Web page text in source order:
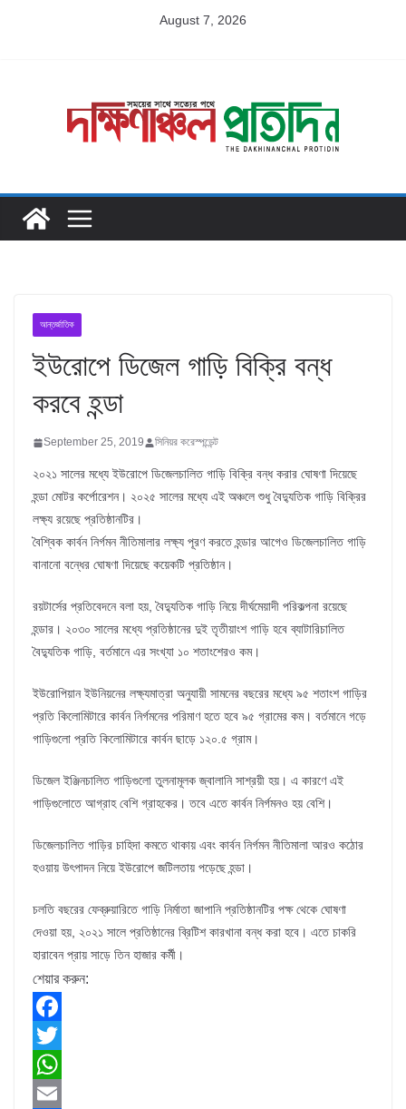
August 7, 2026
আন্তর্জাতিক
ইউরোপে ডিজেল গাড়ি বিক্রি বন্ধ
করবে হন্ডা
September 25, 2019 সিনিয়র করেস্পন্ডেন্ট
২০২১ সালের মধ্যে ইউরোপে ডিজেলচালিত গাড়ি বিক্রি বন্ধ করার ঘোষণা দিয়েছে
হন্ডা মোটর কর্পোরেশন। ২০২৫ সালের মধ্যে এই অঞ্চলে শুধু বৈদ্যুতিক গাড়ি বিক্রির
লক্ষ্য রয়েছে প্রতিষ্ঠানটির।
বৈশ্বিক কার্বন নির্গমন নীতিমালার লক্ষ্য পূরণ করতে হন্ডার আগেও ডিজেলচালিত গাড়ি
বানানো বন্ধের ঘোষণা দিয়েছে কয়েকটি প্রতিষ্ঠান।
রয়টার্সের প্রতিবেদনে বলা হয়, বৈদ্যুতিক গাড়ি নিয়ে দীর্ঘমেয়াদী পরিকল্পনা রয়েছে
হন্ডার। ২০৩০ সালের মধ্যে প্রতিষ্ঠানের দুই তৃতীয়াংশ গাড়ি হবে ব্যাটারিচালিত
বৈদ্যুতিক গাড়ি, বর্তমানে এর সংখ্যা ১০ শতাংশেরও কম।
ইউরোপিয়ান ইউনিয়নের লক্ষ্যমাত্রা অনুযায়ী সামনের বছরের মধ্যে ৯৫ শতাংশ গাড়ির
প্রতি কিলোমিটারে কার্বন নির্গমনের পরিমাণ হতে হবে ৯৫ গ্রামের কম। বর্তমানে গড়ে
গাড়িগুলো প্রতি কিলোমিটারে কার্বন ছাড়ে ১২০.৫ গ্রাম।
ডিজেল ইঞ্জিনচালিত গাড়িগুলো তুলনামূলক জ্বালানি সাশ্রয়ী হয়। এ কারণে এই
গাড়িগুলোতে আগ্রাহ বেশি গ্রাহকের। তবে এতে কার্বন নির্গমনও হয় বেশি।
ডিজেলচালিত গাড়ির চাহিদা কমতে থাকায় এবং কার্বন নির্গমন নীতিমালা আরও কঠোর
হওয়ায় উৎপাদন নিয়ে ইউরোপে জটিলতায় পড়েছে হন্ডা।
চলতি বছরের ফেব্রুয়ারিতে গাড়ি নির্মাতা জাপানি প্রতিষ্ঠানটির পক্ষ থেকে ঘোষণা
দেওয়া হয়, ২০২১ সালে প্রতিষ্ঠানের ব্রিটিশ কারখানা বন্ধ করা হবে। এতে চাকরি
হারাবেন প্রায় সাড়ে তিন হাজার কর্মী।
শেয়ার করুন:
F
a
c
T
w
W